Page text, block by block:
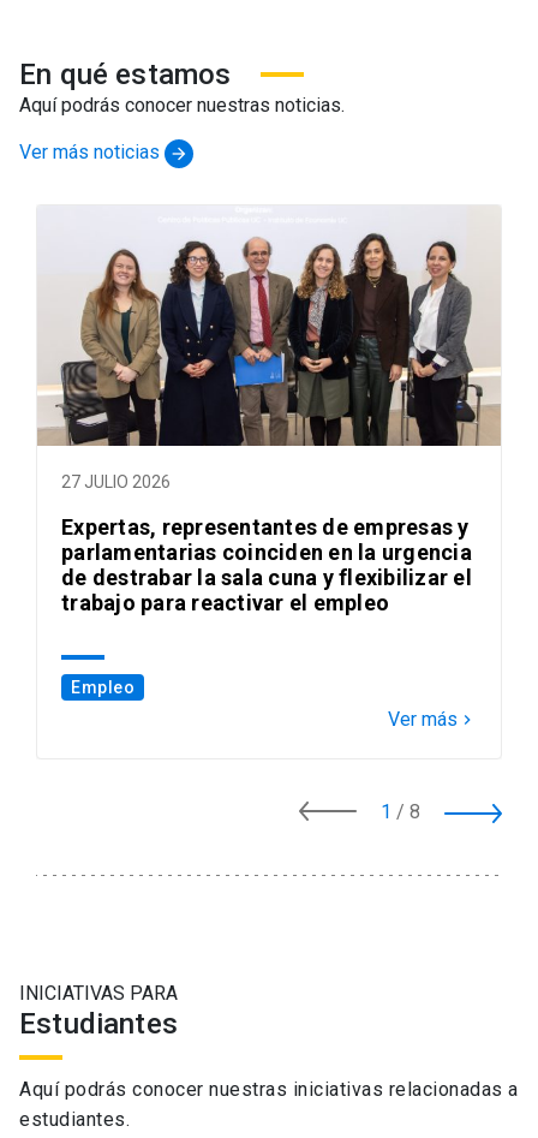
En qué estamos
Aquí podrás conocer nuestras noticias.
Ver más noticias arrow_forward
27 JULIO 2026
Expertas, representantes de empresas y
parlamentarias coinciden en la urgencia
de destrabar la sala cuna y flexibilizar el
trabajo para reactivar el empleo
Empleo
Ver más keyboard_arrow_right
1 / 8
INICIATIVAS PARA
Estudiantes
Aquí podrás conocer nuestras iniciativas relacionadas a
estudiantes.